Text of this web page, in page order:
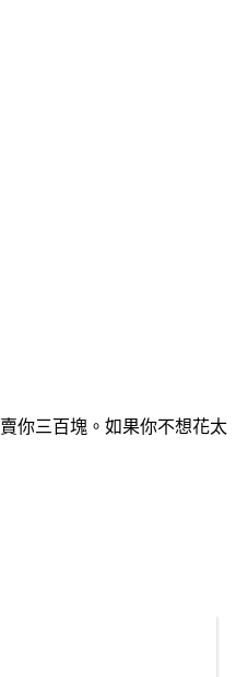
你三百塊。如果你不想花太